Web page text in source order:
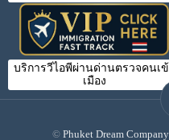
บริการวีไอพีผ่านด่านตรวจคนเ
เมือง
© Phuket Dream Company